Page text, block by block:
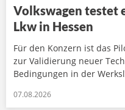
Volkswagen testet
Lkw in Hessen
Für den Konzern ist das
zur Validierung neuer
Bedingungen in der
07.08.2026